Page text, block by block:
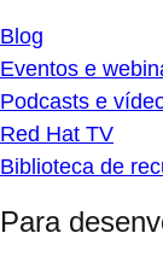
Blog
Eventos e
Podcasts e
Red Hat TV
Biblioteca de
Para